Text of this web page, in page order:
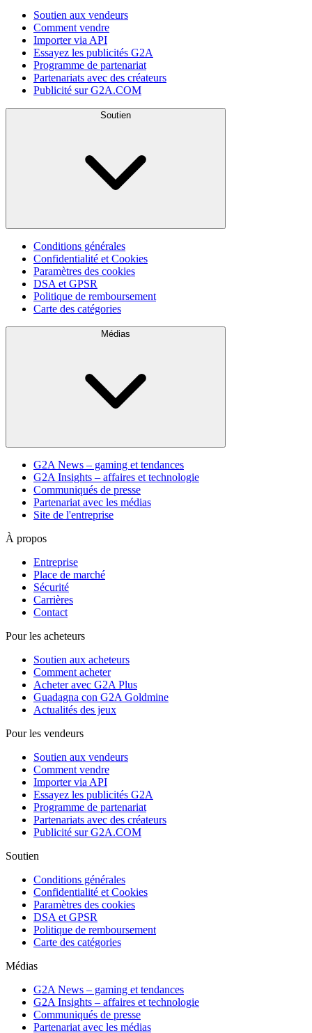
Soutien aux vendeurs
Comment vendre
Importer via API
Essayez les publicités G2A
Programme de partenariat
Partenariats avec des créateurs
Publicité sur G2A.COM
Soutien
Conditions générales
Confidentialité et Cookies
Paramètres des cookies
DSA et GPSR
Politique de remboursement
Carte des catégories
Médias
G2A News – gaming et tendances
G2A Insights – affaires et technologie
Communiqués de presse
Partenariat avec les médias
Site de l'entreprise
À propos
Entreprise
Place de marché
Sécurité
Carrières
Contact
Pour les acheteurs
Soutien aux acheteurs
Comment acheter
Acheter avec G2A Plus
Guadagna con G2A Goldmine
Actualités des jeux
Pour les vendeurs
Soutien aux vendeurs
Comment vendre
Importer via API
Essayez les publicités G2A
Programme de partenariat
Partenariats avec des créateurs
Publicité sur G2A.COM
Soutien
Conditions générales
Confidentialité et Cookies
Paramètres des cookies
DSA et GPSR
Politique de remboursement
Carte des catégories
Médias
G2A News – gaming et tendances
G2A Insights – affaires et technologie
Communiqués de presse
Partenariat avec les médias